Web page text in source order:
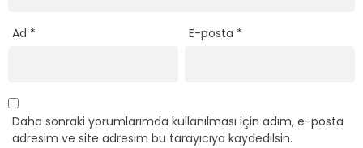
Ad * E-posta *
Daha sonraki yorumlarımda kullanılması için adım, e-posta
adresim ve site adresim bu tarayıcıya kaydedilsin.